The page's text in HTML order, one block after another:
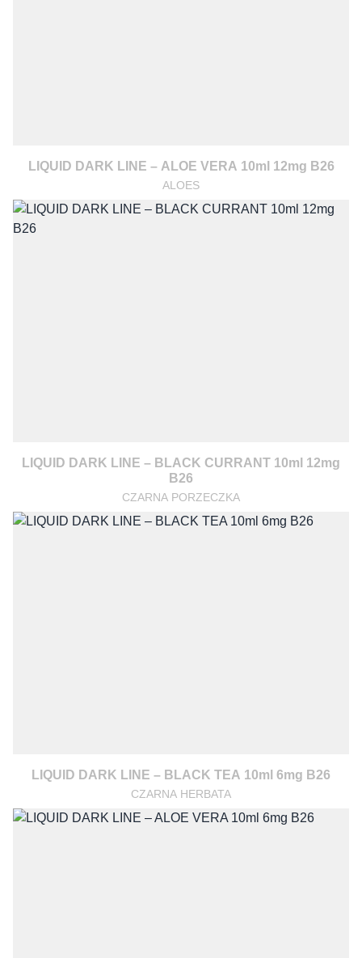
LIQUID DARK LINE – ALOE VERA 10ml 12mg B26
ALOES
LIQUID DARK LINE – BLACK CURRANT 10ml 12mg
B26
CZARNA PORZECZKA
LIQUID DARK LINE – BLACK TEA 10ml 6mg B26
CZARNA HERBATA